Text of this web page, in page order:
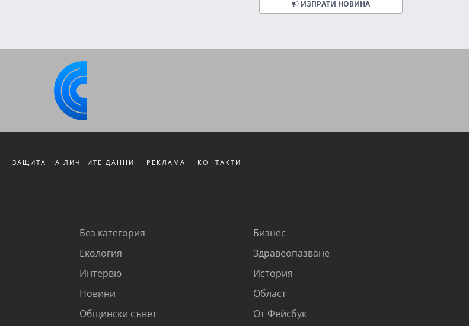
ИЗПРАТИ НОВИНА
ЗАЩИТА НА ЛИЧНИТЕ ДАННИ РЕКЛАМА КОНТАКТИ
Без категория
Бизнес
Екология
Здравеопазване
Интервю
История
Новини
Област
Общински съвет От Фейсбук